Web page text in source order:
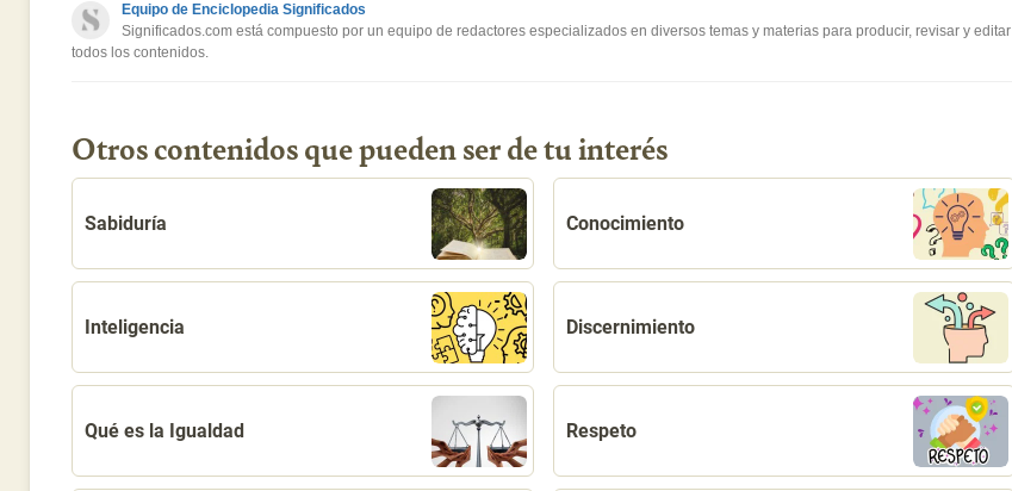
Este contenido no tiene la información que busco
Otro
Equipo de Enciclopedia Significados
Significados.com está compuesto por un equipo de redactores especializados en diversos temas y materias para producir, revisar y editar
todos los contenidos.
Otros contenidos que pueden ser de tu interés
Sabiduría Conocimiento
Inteligencia Discernimiento
Qué es la Igualdad Respeto